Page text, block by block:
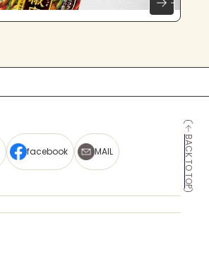
BACK TO TOP
facebook MAIL